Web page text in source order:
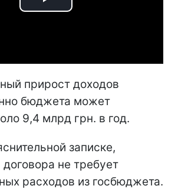
Play
прирост доходов
бюджета может
9,4 млрд грн. в год.
записке,
не требует
расходов из госбюджета.